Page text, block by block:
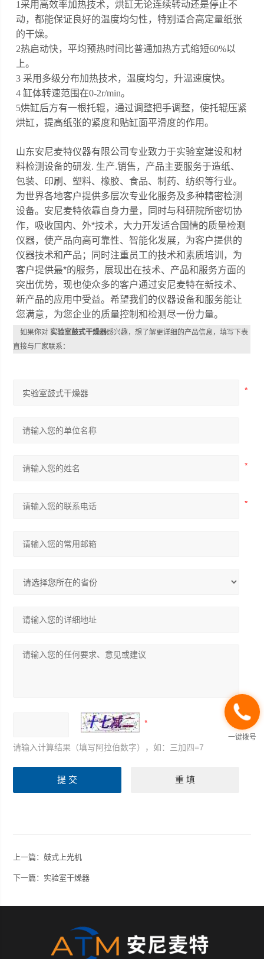
1采用高效率加热技术，烘缸无论连续转动还是停止不
动，都能保证良好的温度均匀性，特别适合高定量纸张
的干燥。
2热启动快，平均预热时间比普通加热方式缩短60%以
上。
3 采用多级分布加热技术，温度均匀，升温速度快。
4 缸体转速范围在0-2r/min。
5烘缸后方有一根托辊，通过调整把手调整，使托辊压紧
烘缸，提高纸张的紧度和贴缸面平滑度的作用。
山东安尼麦特仪器有限公司专业致力于实验室建设和材
料检测设备的研发. 生产.销售，产品主要服务于造纸、
包装、印刷、塑料、橡胶、食品、制药、纺织等行业。
为世界各地客户提供多层次专业化服务及多种精密检测
设备。安尼麦特依靠自身力量，同时与科研院所密切协
作，吸收国内、外*技术，大力开发适合国情的质量检测
仪器，使产品向高可靠性、智能化发展，为客户提供的
仪器技术和产品；同时注重员工的技术和素质培训，为
客户提供最*的服务，展现出在技术、产品和服务方面的
突出优势，现也使众多的客户通过安尼麦特在新技术、
新产品的应用中受益。希望我们的仪器设备和服务能让
您满意，为您企业的质量控制和检测尽一份力量。
如果你对 实验室鼓式干燥器感兴趣，想了解更详细的产品信息，填写下表
直接与厂家联系：
请输入计算结果（填写阿拉伯数字），如：三加四=7
上一篇：鼓式上光机
下一篇： 实验室干燥器
一键拨号